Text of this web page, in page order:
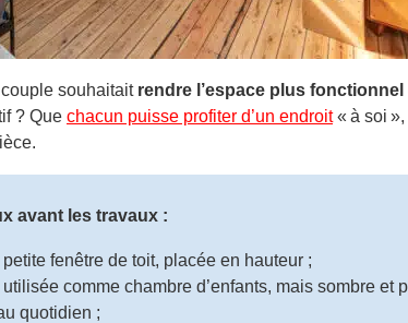
souhaitait rendre l’espace plus fonctionnel
? Que chacun puisse profiter d’un endroit« à soi »,
avant les travaux :
fenêtre de toit, placée en hauteur ;
comme chambre d’enfants, mais sombre et
quotidien ;